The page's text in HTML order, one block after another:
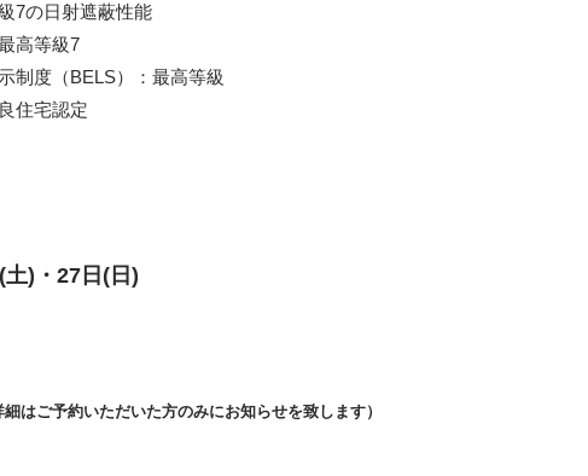
7の日射遮蔽性能
高等級7
制度（BELS）：最高等級
住宅認定
(土)・27日(日)
細はご予約いただいた方のみにお知らせを致します）